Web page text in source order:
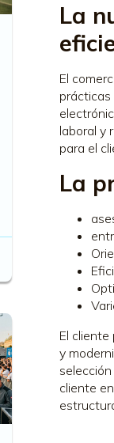
La
El
laboral y
para el
La
El
y
cliente